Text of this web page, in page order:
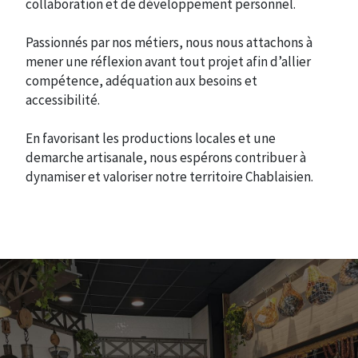
collaboration et de développement personnel.
Passionnés par nos métiers, nous nous attachons à
mener une réflexion avant tout projet afin d’allier
compétence, adéquation aux besoins et
accessibilité.
En favorisant les productions locales et une
demarche artisanale, nous espérons contribuer à
dynamiser et valoriser notre territoire Chablaisien.